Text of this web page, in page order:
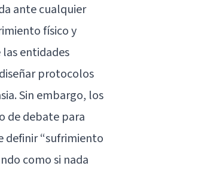
ante cualquier
físico y
entidades
protocolos
Sin embargo, los
de debate para
definir “sufrimiento
como si nada